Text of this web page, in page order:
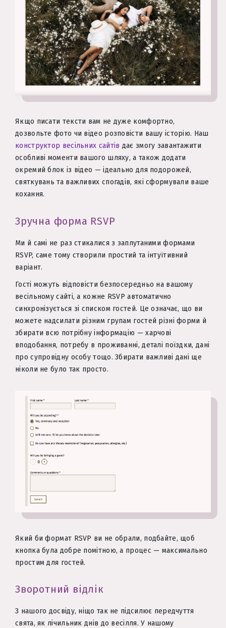
Якщо писати тексти вам не дуже комфортно,
дозвольте фото чи відео розповісти вашу історію. Наш
конструктор весільних сайтів дає змогу завантажити
особливі моменти вашого шляху, а також додати
окремий блок із відео — ідеально для подорожей,
святкувань та важливих спогадів, які сформували ваше
кохання.
Зручна форма RSVP
Ми й самі не раз стикалися з заплутаними формами
RSVP, саме тому створили простий та інтуїтивний
варіант.
Гості можуть відповісти безпосередньо на вашому
весільному сайті, а кожне RSVP автоматично
синхронізується зі списком гостей. Це означає, що ви
можете надсилати різним групам гостей різні форми й
збирати всю потрібну інформацію — харчові
вподобання, потребу в проживанні, деталі поїздки, дані
про супровідну особу тощо. Збирати важливі дані ще
ніколи не було так просто.
Який би формат RSVP ви не обрали, подбайте, щоб
кнопка була добре помітною, а процес — максимально
простим для гостей.
Зворотний відлік
З нашого досвіду, ніщо так не підсилює передчуття
свята, як лічильник днів до весілля. У нашому